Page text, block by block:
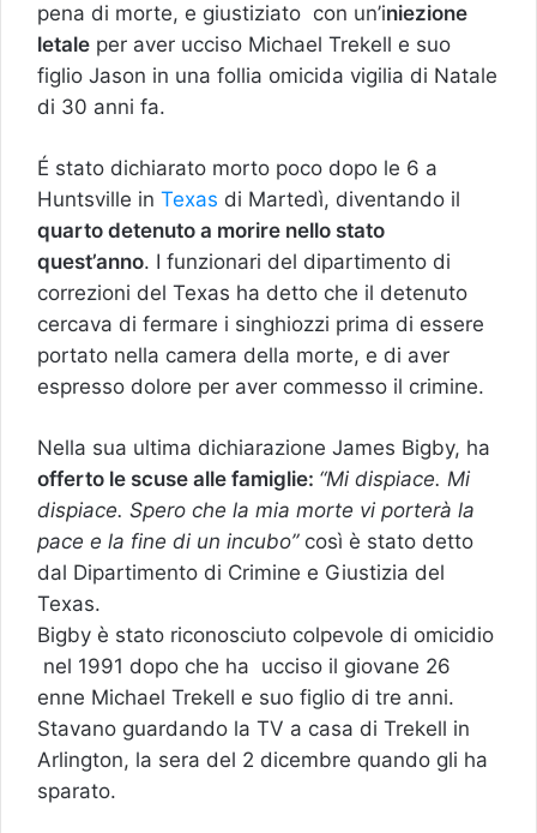
pena di morte, e giustiziato con un’iniezione
letale per aver ucciso Michael Trekell e suo
figlio Jason in una follia omicida vigilia di Natale
di 30 anni fa.
É stato dichiarato morto poco dopo le 6 a
Huntsville in Texas di Martedì, diventando il
quarto detenuto a morire nello stato
quest’anno. I funzionari del dipartimento di
correzioni del Texas ha detto che il detenuto
cercava di fermare i singhiozzi prima di essere
portato nella camera della morte, e di aver
espresso dolore per aver commesso il crimine.
Nella sua ultima dichiarazione James Bigby, ha
offerto le scuse alle famiglie: “Mi dispiace. Mi
dispiace. Spero che la mia morte vi porterà la
pace e la fine di un incubo”così è stato detto
dal Dipartimento di Crimine e Giustizia del
Texas.
Bigby è stato riconosciuto colpevole di omicidio
nel 1991 dopo che ha ucciso il giovane 26
enne Michael Trekell e suo figlio di tre anni.
Stavano guardando la TV a casa di Trekell in
Arlington, la sera del 2 dicembre quando gli ha
sparato.